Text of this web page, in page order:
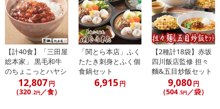
休業日
【計40食】「三田屋
総本家」 黒毛和牛
のちょこっとハヤシ
12,807円
（320.2円／食）
「関とら本店」ふく
たたき刺身とふく個
食鍋セット
6,915 円
【2種計18袋】赤坂
四川飯店監修 担々
麵&五目炒飯セット
9,080円
（504.5円／袋）